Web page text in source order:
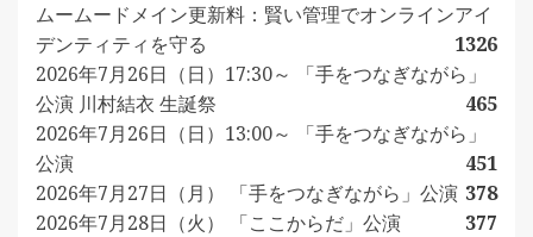
ムームードメイン更新料：賢い管理でオンラインアイ
デンティティを守る
1326
2026年7月26日（日）17:30～ 「手をつなぎながら」
公演 川村結衣 生誕祭
465
2026年7月26日（日）13:00～ 「手をつなぎながら」
公演
451
2026年7月27日（月） 「手をつなぎながら」公演 378
2026年7月28日（火） 「ここからだ」公演
377